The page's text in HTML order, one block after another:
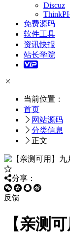
Discuz
免费源码
软件工具
资讯快报
站长学院
当前位置：
首页
网站源码
分类信息
正文
分享：
反馈
【亲测